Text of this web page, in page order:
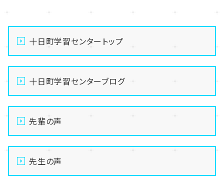
十日町学習センタートップ
十日町学習センターブログ
先輩の声
先生の声